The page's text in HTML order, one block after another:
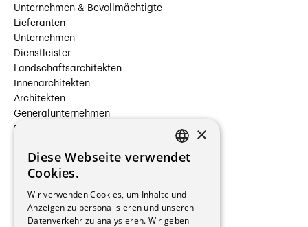
Unternehmen & Bevollmächtigte
Lieferanten
Unternehmen
Dienstleister
Landschaftsarchitekten
Innenarchitekten
Architekten
Generalunternehmen
Beauftragte Unternehmen
Hersteller/Lieferanten
Bauherrschaften
Immobilienverwaltungsgesellschaften
Stockwerkeigentum
Reportagen
FRENCH
×
Diese Webseite verwendet
Cookies.
Wir verwenden Cookies, um Inhalte und
Anzeigen zu personalisieren und unseren
Datenverkehr zu analysieren. Wir geben